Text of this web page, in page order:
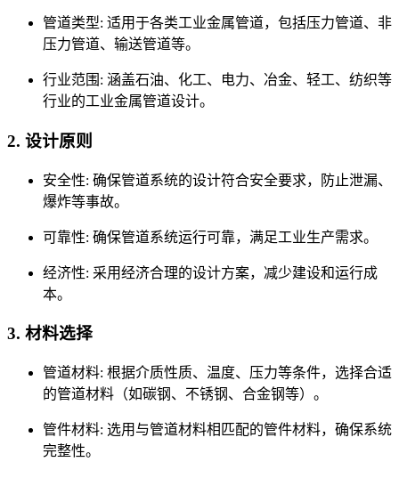
管道类型: 适用于各类工业金属管道，包括压力管道、非
压力管道、输送管道等。
行业范围: 涵盖石油、化工、电力、冶金、轻工、纺织等
行业的工业金属管道设计。
2. 设计原则
安全性: 确保管道系统的设计符合安全要求，防止泄漏、
爆炸等事故。
可靠性: 确保管道系统运行可靠，满足工业生产需求。
经济性: 采用经济合理的设计方案，减少建设和运行成
本。
3. 材料选择
管道材料: 根据介质性质、温度、压力等条件，选择合适
的管道材料（如碳钢、不锈钢、合金钢等）。
管件材料: 选用与管道材料相匹配的管件材料，确保系统
完整性。